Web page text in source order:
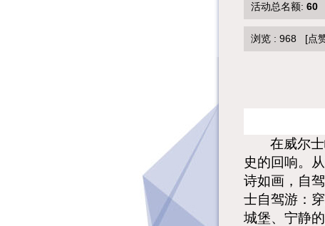
活动总名额: 60
浏览 : 968 [点
在威尔
史的回响。
诗如画，自
士自驾游：
城堡、宁静